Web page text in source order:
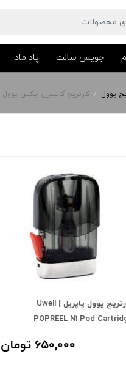
جویس سالت پاد ماد
یوول / کارتریج کالیبرن ایکس یوول | Uwell Caliburn X Cartridge
کارتریج یوول پاپریل | Uwell
POPREEL N1 Pod
650,000 تومان